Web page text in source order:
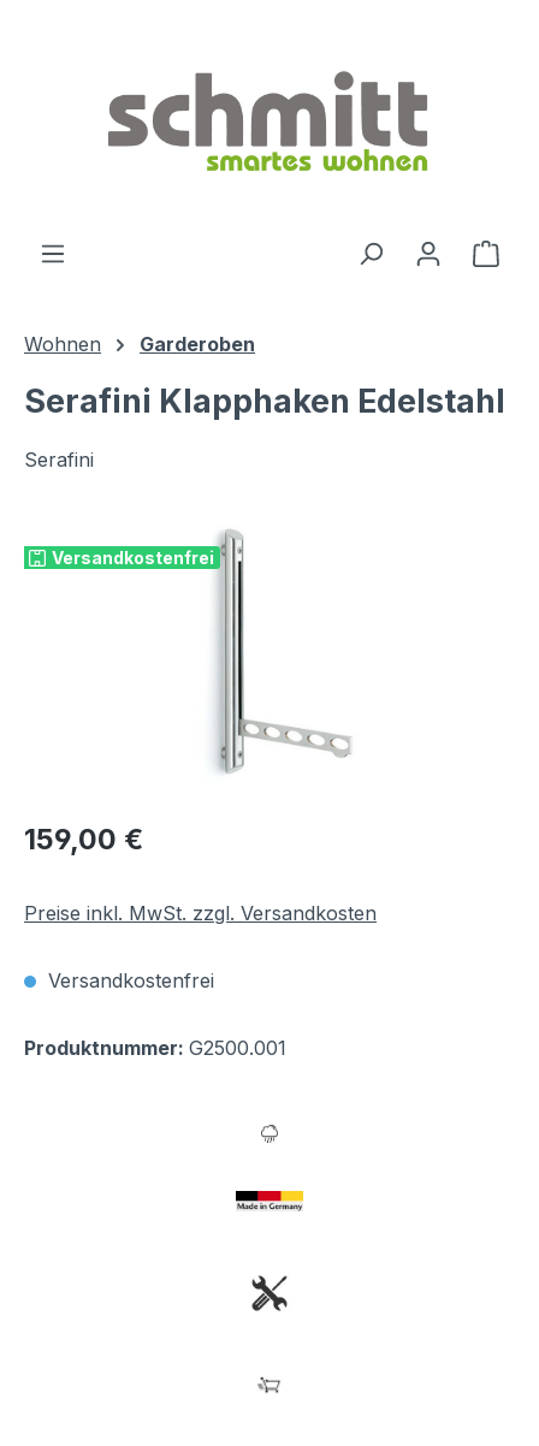
Wohnen Garderoben
Serafini Klapphaken Edelstahl
Serafini
Versandkostenfrei
Regulärer Preis:
159,00 €
Preise inkl. MwSt. zzgl. Versandkosten
Versandkostenfrei
Produktnummer: G2500.001